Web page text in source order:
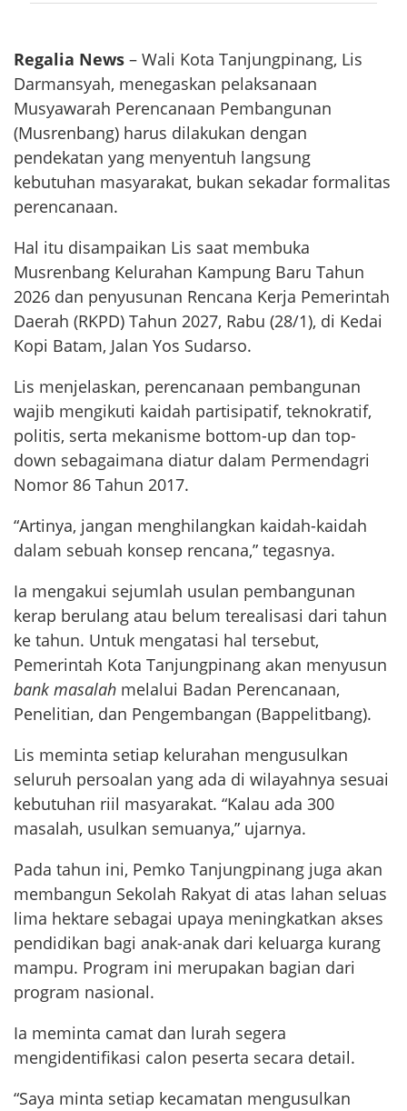
Regalia News – Wali Kota Tanjungpinang, Lis
Darmansyah, menegaskan pelaksanaan
Musyawarah Perencanaan Pembangunan
(Musrenbang) harus dilakukan dengan
pendekatan yang menyentuh langsung
kebutuhan masyarakat, bukan sekadar formalitas
perencanaan.
Hal itu disampaikan Lis saat membuka
Musrenbang Kelurahan Kampung Baru Tahun
2026 dan penyusunan Rencana Kerja Pemerintah
Daerah (RKPD) Tahun 2027, Rabu (28/1), di Kedai
Kopi Batam, Jalan Yos Sudarso.
Lis menjelaskan, perencanaan pembangunan
wajib mengikuti kaidah partisipatif, teknokratif,
politis, serta mekanisme bottom-up dan top-
down sebagaimana diatur dalam Permendagri
Nomor 86 Tahun 2017.
“Artinya, jangan menghilangkan kaidah-kaidah
dalam sebuah konsep rencana,” tegasnya.
Ia mengakui sejumlah usulan pembangunan
kerap berulang atau belum terealisasi dari tahun
ke tahun. Untuk mengatasi hal tersebut,
Pemerintah Kota Tanjungpinang akan menyusun
bank masalah melalui Badan Perencanaan,
Penelitian, dan Pengembangan (Bappelitbang).
Lis meminta setiap kelurahan mengusulkan
seluruh persoalan yang ada di wilayahnya sesuai
kebutuhan riil masyarakat. “Kalau ada 300
masalah, usulkan semuanya,” ujarnya.
Pada tahun ini, Pemko Tanjungpinang juga akan
membangun Sekolah Rakyat di atas lahan seluas
lima hektare sebagai upaya meningkatkan akses
pendidikan bagi anak-anak dari keluarga kurang
mampu. Program ini merupakan bagian dari
program nasional.
Ia meminta camat dan lurah segera
mengidentifikasi calon peserta secara detail.
“Saya minta setiap kecamatan mengusulkan